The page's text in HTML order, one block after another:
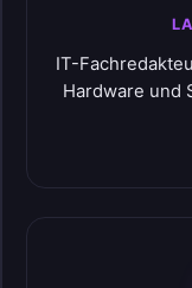
IT-
Hardware und